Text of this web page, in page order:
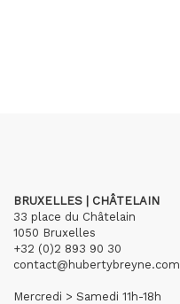
BRUXELLES | CHÂTELAIN
33 place du Châtelain
1050 Bruxelles
+32 (0)2 893 90 30
contact@hubertybreyne.com
Mercredi > Samedi 11h-18h